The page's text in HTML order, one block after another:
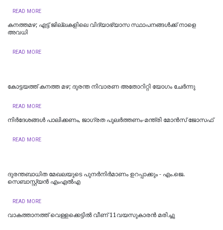
READ MORE
കനത്തമഴ; എട്ട് ജില്ലകളിലെ വിദ്യാഭ്യാസ സ്ഥാപനങ്ങൾക്ക് നാളെ
അവധി
READ MORE
കോട്ടയത്ത് കനത്ത മഴ; ദുരന്ത നിവാരണ അതോറിറ്റി യോഗം ചേർന്നു
READ MORE
നിർദേശങ്ങൾ പാലിക്കണം, ജാഗ്രത പുലർത്തണം-മന്ത്രി മോൻസ് ജോസഫ്
READ MORE
ദുരന്തബാധിത മേഖലയുടെ പുനർനിർമാണം ഉറപ്പാക്കും - എം.ജെ.
സെബാസ്റ്റ്യൻ എംഎൽഎ
READ MORE
വാകത്താനത്ത് വെള്ളക്കെട്ടില്‍ വീണ് 11വയസുകാരന്‍ മരിച്ചു